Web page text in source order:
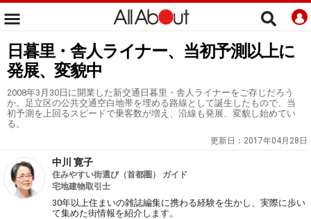
日暮里・舎人ライナー、当初予測以上に
発展、変貌中
2008年3月30日に開業した新交通日暮里・舎人ライナーをご存じだろう
か。足立区の公共交通空白地帯を埋める路線として誕生したもので、当
初予測を上回るスピードで乗客数が増え、沿線も発展、変貌し始めてい
る。
更新日： 2017年04月28日
中川 寛子
住みやすい街選び（首都圏） ガイド
宅地建物取引士
30年以上住まいの雑誌編集に携わる経験を生かし、実際に歩い
て集めた街情報を紹介します。